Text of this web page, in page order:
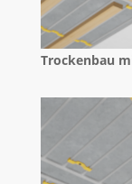
Trockenbau